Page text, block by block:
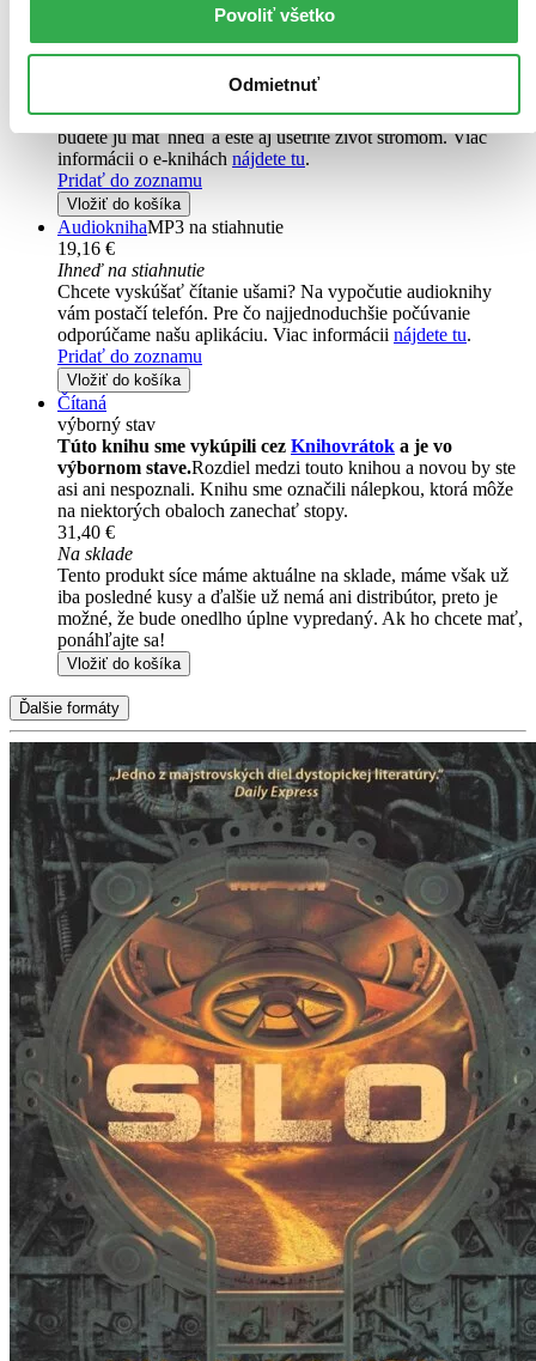
Povoliť všetko
Odmietnuť
E-kniha EPUB MOBI
Máte čítačku, tablet alebo mobil? Stiahnite si do nich e-knihu:
budete ju mať hneď a ešte aj ušetríte život stromom. Viac
informácii o e-knihách nájdete tu.
Pridať do zoznamu
Vložiť do košíka
AudioknihaMP3 na stiahnutie
19,16 €
Ihneď na stiahnutie
Chcete vyskúšať čítanie ušami? Na vypočutie audioknihy
vám postačí telefón. Pre čo najjednoduchšie počúvanie
odporúčame našu aplikáciu. Viac informácii nájdete tu.
Pridať do zoznamu
Vložiť do košíka
Čítaná
výborný stav
Túto knihu sme vykúpili cez Knihovrátok a je vo
výbornom stave.Rozdiel medzi touto knihou a novou by ste
asi ani nespoznali. Knihu sme označili nálepkou, ktorá môže
na niektorých obaloch zanechať stopy.
31,40 €
Na sklade
Tento produkt síce máme aktuálne na sklade, máme však už
iba posledné kusy a ďalšie už nemá ani distribútor, preto je
možné, že bude onedlho úplne vypredaný. Ak ho chcete mať,
ponáhľajte sa!
Vložiť do košíka
Ďalšie formáty